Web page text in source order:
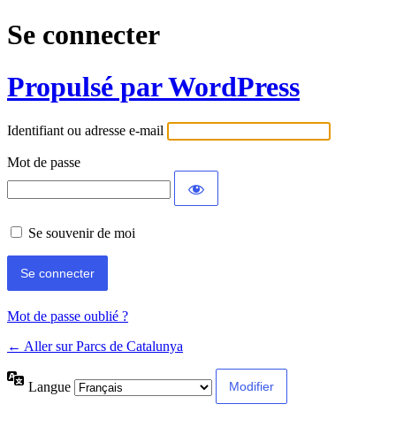
Se connecter
Propulsé par WordPress
Identifiant ou adresse e-mail
Mot de passe
Se souvenir de moi
Mot de passe oublié ?
← Aller sur Parcs de Catalunya
Langue